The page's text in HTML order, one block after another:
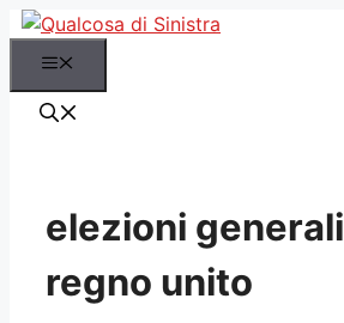
Vai
elezioni generali
regno unito